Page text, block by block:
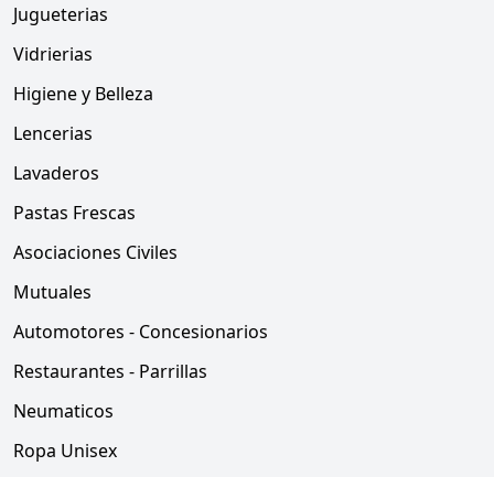
Jugueterias
Vidrierias
Higiene y Belleza
Lencerias
Lavaderos
Pastas Frescas
Asociaciones Civiles
Mutuales
Automotores - Concesionarios
Restaurantes - Parrillas
Neumaticos
Ropa Unisex